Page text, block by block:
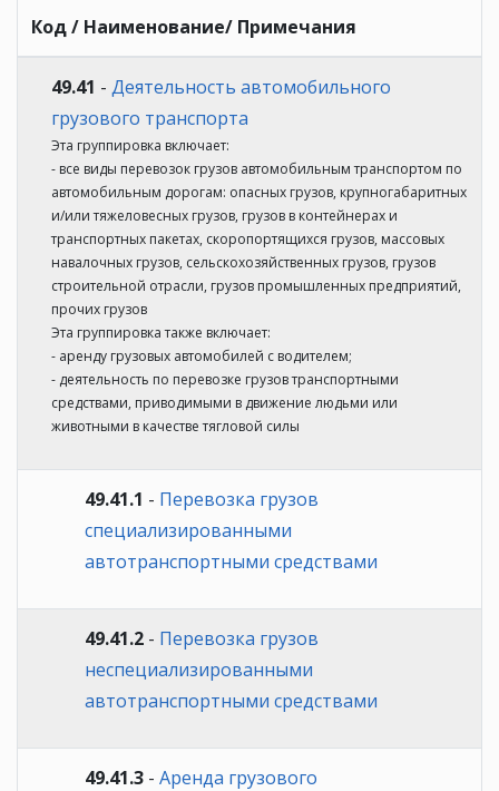
Код / Наименование/ Примечания
49.41 - Деятельность автомобильного
грузового транспорта
Эта группировка включает:
- все виды перевозок грузов автомобильным транспортом по
автомобильным дорогам: опасных грузов, крупногабаритных
и/или тяжеловесных грузов, грузов в контейнерах и
транспортных пакетах, скоропортящихся грузов, массовых
навалочных грузов, сельскохозяйственных грузов, грузов
строительной отрасли, грузов промышленных предприятий,
прочих грузов
Эта группировка также включает:
- аренду грузовых автомобилей с водителем;
- деятельность по перевозке грузов транспортными
средствами, приводимыми в движение людьми или
животными в качестве тягловой силы
49.41.1 - Перевозка грузов
специализированными
автотранспортными средствами
49.41.2 - Перевозка грузов
неспециализированными
автотранспортными средствами
49.41.3 - Аренда грузового